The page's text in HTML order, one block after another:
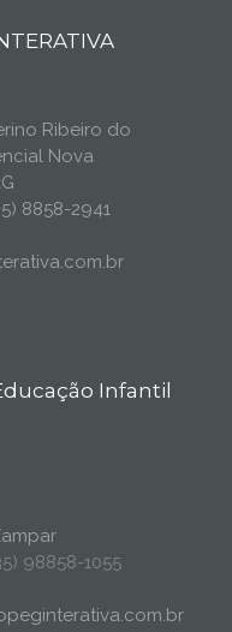
Ribeiro do
Nova
8858-2941
Infantil
98858-1055